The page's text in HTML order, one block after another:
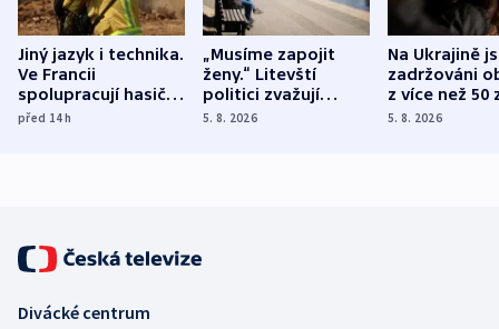
Jiný jazyk i technika.
Ve Francii
spolupracují hasiči z
různých zemí
před 14h
„Musíme zapojit
ženy.“ Litevští
politici zvažují
dohodu o
5. 8. 2026
Na Ukrajině
zadržováni
z více než 50
Bojovali na
5. 8. 2026
Divácké centrum